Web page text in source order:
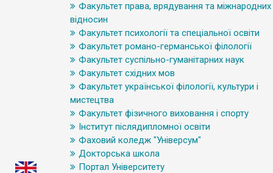
Факультет права, врядування та міжнародних
відносин
Факультет психології та спеціальної освіти
Факультет романо-германської філології
Факультет суспільно-гуманітарних наук
Факультет східних мов
Факультет української філології, культури і
мистецтва
Факультет фізичного виховання і спорту
Інститут післядипломної освіти
Фаховий коледж "Універсум"
Докторська школа
Портал Університету